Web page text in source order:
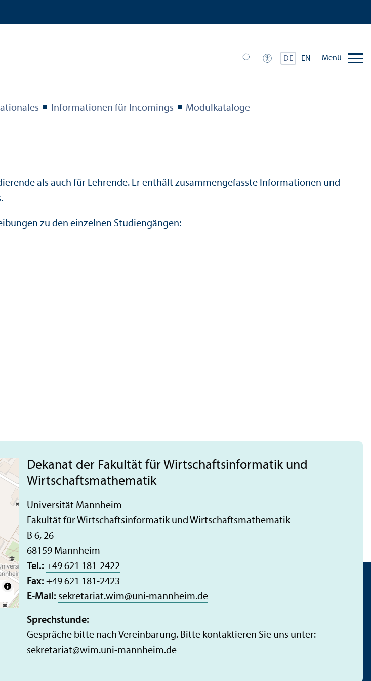
DE EN Menü
Informationen für Incomings Modulkataloge
als auch für Lehr­ende. Er enthält zusammengefasste Informationen und
zu den einzelnen Studien­gängen:
Dekanat der Fakultät für Wirtschafts­informatik und
Wirtschafts­mathematik
Universität Mannheim
Fakultät für Wirtschafts­informatik und Wirtschafts­mathematik
B 6, 26
68159 Mannheim
Tel.: +49 621 181-2422
Fax: +49 621 181-2423
E-Mail: sekretariat.wim@uni-mannheim.de
Sprechstunde:
Gespräche bitte nach Vereinbarung. Bitte kontaktieren Sie uns unter:
sekretariat@wim.uni-mannheim.de